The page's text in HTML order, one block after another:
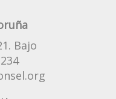
Bajo